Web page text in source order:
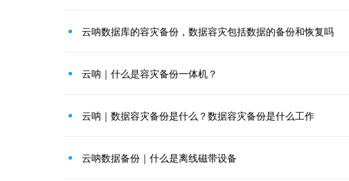
云呐数据库的容灾备份，数据容灾包括数据的备份和恢复吗
云呐｜什么是容灾备份一体机？
云呐｜数据容灾备份是什么？数据容灾备份是什么工作
云呐数据备份｜什么是离线磁带设备